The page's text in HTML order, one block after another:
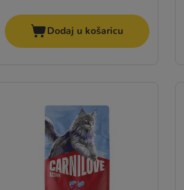
Dodaj u košaricu